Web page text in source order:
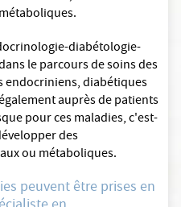
diabétologie-
le parcours de soins des
diabétiques
auprès de patients
pour ces maladies, c'est-
des
ou métaboliques.
peuvent être prises en